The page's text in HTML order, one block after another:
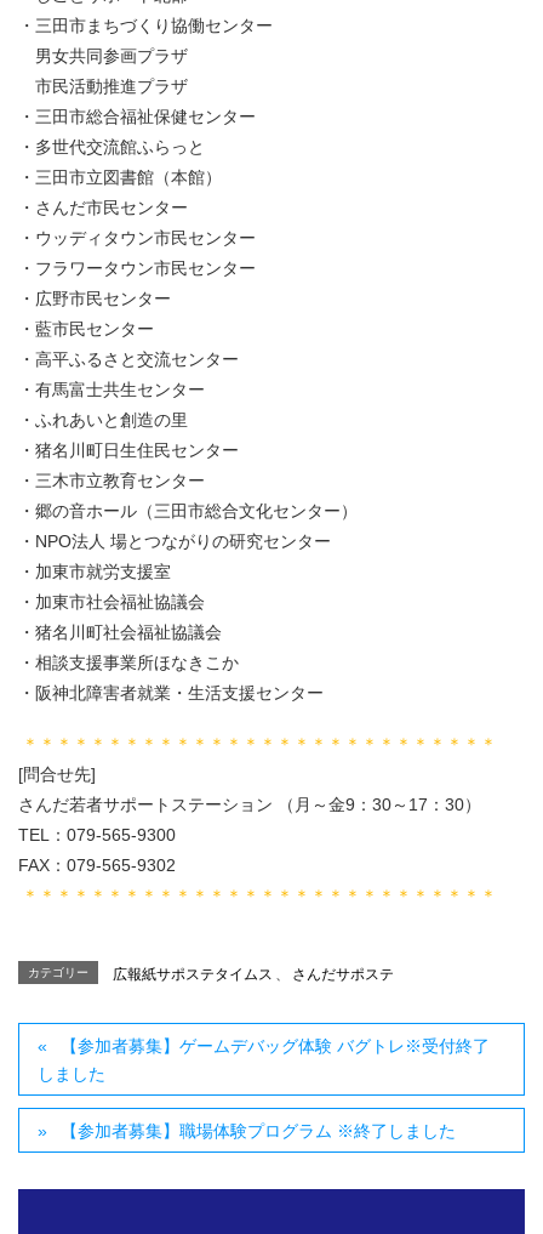
・三田市まちづくり協働センター
男女共同参画プラザ
市民活動推進プラザ
・三田市総合福祉保健センター
・多世代交流館ふらっと
・三田市立図書館（本館）
・さんだ市民センター
・ウッディタウン市民センター
・フラワータウン市民センター
・広野市民センター
・藍市民センター
・高平ふるさと交流センター
・有馬富士共生センター
・ふれあいと創造の里
・猪名川町日生住民センター
・三木市立教育センター
・郷の音ホール（三田市総合文化センター）
・NPO法人 場とつながりの研究センター
・加東市就労支援室
・加東市社会福祉協議会
・猪名川町社会福祉協議会
・相談支援事業所ほなきこか
・阪神北障害者就業・生活支援センター
＊＊＊＊＊＊＊＊＊＊＊＊＊＊＊＊＊＊＊＊＊＊＊＊＊＊＊＊
[問合せ先]
さんだ若者サポートステーション （月～金9：30～17：30）
TEL：079-565-9300
FAX：079-565-9302
＊＊＊＊＊＊＊＊＊＊＊＊＊＊＊＊＊＊＊＊＊＊＊＊＊＊＊＊
カテゴリー 広報紙サポステタイムス さんだサポステ
【参加者募集】ゲームデバッグ体験 バグトレ※受付終了
しました
【参加者募集】職場体験プログラム ※終了しました